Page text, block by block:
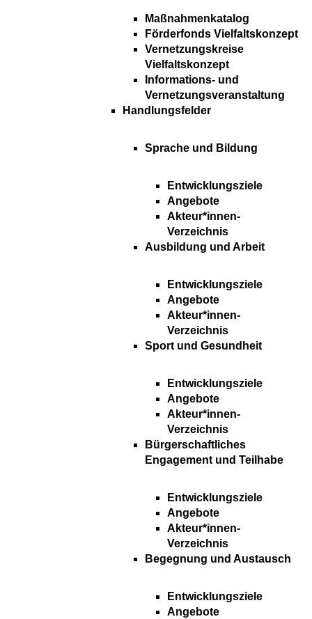
Maßnahmenkatalog
Förderfonds Vielfaltskonzept
Vernetzungskreise
Vielfaltskonzept
Informations- und
Vernetzungsveranstaltung
Handlungsfelder
Sprache und Bildung
Entwicklungsziele
Angebote
Akteur*innen-
Verzeichnis
Ausbildung und Arbeit
Entwicklungsziele
Angebote
Akteur*innen-
Verzeichnis
Sport und Gesundheit
Entwicklungsziele
Angebote
Akteur*innen-
Verzeichnis
Bürgerschaftliches
Engagement und Teilhabe
Entwicklungsziele
Angebote
Akteur*innen-
Verzeichnis
Begegnung und Austausch
Entwicklungsziele
Angebote